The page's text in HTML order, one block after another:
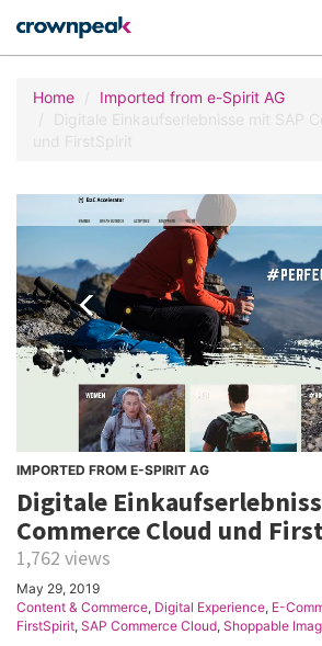
Home
Imported from e-Spirit AG
Digitale Einkaufserlebnisse mit SAP
und FirstSpirit
IMPORTED FROM E-SPIRIT AG
Digitale
Commerce Cloud und
1,762 views
May 29, 2019
Content & Commerce, Digital Experience, E-
FirstSpirit, SAP Commerce Cloud, Shoppable